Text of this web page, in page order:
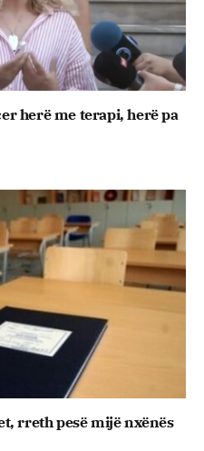
herë me terapi, herë pa
rreth pesë mijë nxënës